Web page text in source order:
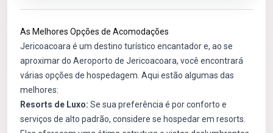
As Melhores Opções de Acomodações
Jericoacoara é um destino turístico encantador e, ao se
aproximar do Aeroporto de Jericoacoara, você encontrará
várias opções de hospedagem. Aqui estão algumas das
melhores:
Resorts de Luxo: Se sua preferência é por conforto e
serviços de alto padrão, considere se hospedar em resorts.